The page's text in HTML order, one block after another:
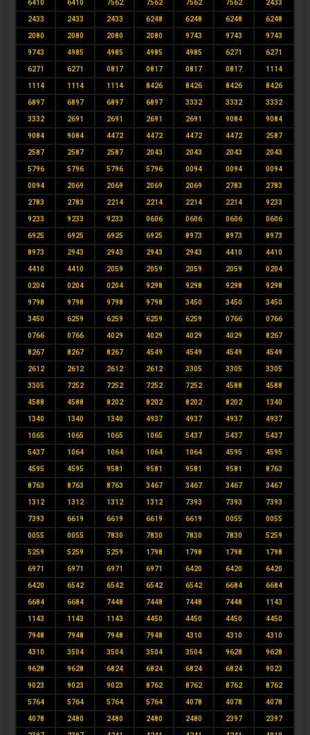
6410 6410 7562 7562 7562 7562 2433
2433 2433 2433 6248 6248 6248 6248
2080 2080 2080 2080 9743 9743 9743
9743 4985 4985 4985 4985 6271 6271
6271 6271 0817 0817 0817 0817 1114
1114 1114 1114 8426 8426 8426 8426
6897 6897 6897 6897 3332 3332 3332
3332 2691 2691 2691 2691 9084 9084
9084 9084 4472 4472 4472 4472 2587
2587 2587 2587 2043 2043 2043 2043
5796 5796 5796 5796 0094 0094 0094
0094 2069 2069 2069 2069 2783 2783
2783 2783 2214 2214 2214 2214 9233
9233 9233 9233 0606 0606 0606 0606
6925 6925 6925 6925 8973 8973 8973
8973 2943 2943 2943 2943 4410 4410
4410 4410 2059 2059 2059 2059 0204
0204 0204 0204 9298 9298 9298 9298
9798 9798 9798 9798 3450 3450 3450
3450 6259 6259 6259 6259 0766 0766
0766 0766 4029 4029 4029 4029 8267
8267 8267 8267 4549 4549 4549 4549
2612 2612 2612 2612 3305 3305 3305
3305 7252 7252 7252 7252 4588 4588
4588 4588 8202 8202 8202 8202 1340
1340 1340 1340 4937 4937 4937 4937
1065 1065 1065 1065 5437 5437 5437
5437 1064 1064 1064 1064 4595 4595
4595 4595 9581 9581 9581 9581 8763
8763 8763 8763 3467 3467 3467 3467
1312 1312 1312 1312 7393 7393 7393
7393 6619 6619 6619 6619 0055 0055
0055 0055 7830 7830 7830 7830 5259
5259 5259 5259 1798 1798 1798 1798
6971 6971 6971 6971 6420 6420 6420
6420 6542 6542 6542 6542 6684 6684
6684 6684 7448 7448 7448 7448 1143
1143 1143 1143 4450 4450 4450 4450
7948 7948 7948 7948 4310 4310 4310
4310 3504 3504 3504 3504 9628 9628
9628 9628 6824 6824 6824 6824 9023
9023 9023 9023 8762 8762 8762 8762
5764 5764 5764 5764 4078 4078 4078
4078 2480 2480 2480 2480 2397 2397